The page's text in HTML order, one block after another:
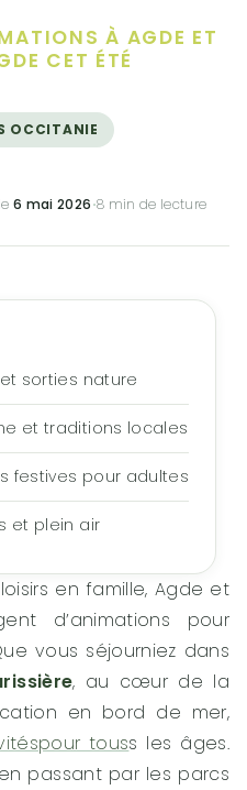
À AGDE ET
CET ÉTÉ
OCCITANIE
6 mai 2026·8 min de lecture
en famille, Agde et
d’animations pour
vous séjourniez dans
, au cœur de la
en bord de mer,
touss les âges.
passant par les parcs
sorties nature
et traditions locales
festives pour adultes
et plein air